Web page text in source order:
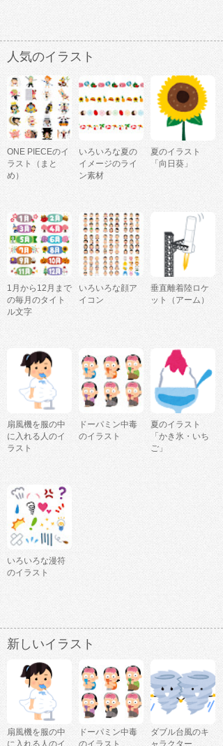
人気のイラスト
ONE PIECEのイ
ラスト（まと
め）
いろいろな夏の
イメージのライ
ン素材
夏のイラスト
「向日葵」
1月から12月まで
の毎月のタイト
ル文字
いろいろな顔ア
イコン
垂直離着陸ロケ
ット（アーム）
扇風機を服の中
に入れる人のイ
ラスト
ドーパミン中毒
のイラスト
夏のイラスト
「かき氷・いち
ご」
いろいろな漫符
のイラスト
新しいイラスト
扇風機を服の中
に入れる人のイ
ドーパミン中毒
のイラスト
ダブル台風のキ
ャラクター